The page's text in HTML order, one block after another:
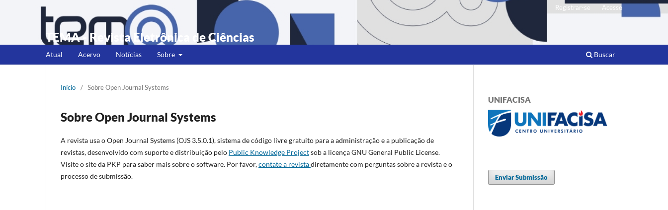
TEMA - Revista Eletrônica de Ciências
Atual Acervo Notícias Sobre Buscar
Registrar-se Acesso
Início / Sobre Open Journal Systems
Sobre Open Journal Systems
A revista usa o Open Journal Systems (OJS 3.5.0.1), sistema de código livre gratuito para a administração e a publicação de
revistas, desenvolvido com suporte e distribuição pelo Public Knowledge Projectsob a licença GNU General Public License.
Visite o site da PKP para saber mais sobre o software. Por favor,contate a revistadiretamente com perguntas sobre a revista e o
processo de submissão.
UNIFACISA
Enviar Submissão